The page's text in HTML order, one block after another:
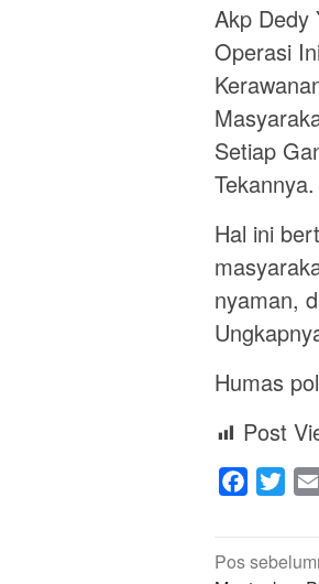
Akp Dedy
Operasi
Setiap
Tekannya.
Hal ini
nyaman,
Humas
Post
Facebook
Pos